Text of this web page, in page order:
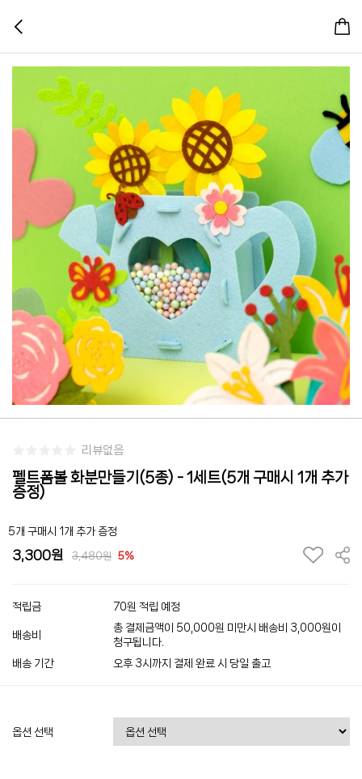
리뷰없음
펠트폼볼 화분만들기(5종) - 1세트(5개 구매시 1개 추가
증정)
5개 구매시 1개 추가 증정
3,300 3,480 5%
적립금 70원 적립 예정
배송비
총 결제금액이 50,000원 미만시 배송비 3,000원이
청구됩니다.
배송 기간
오후 3시까지 결제 완료 시 당일 출고
옵션 선택